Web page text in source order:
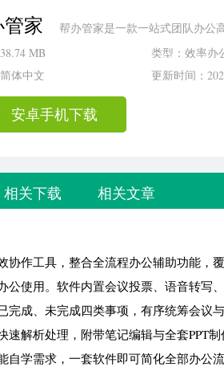
家
帮办管家是一款一站式团队办公
MB
类型：效率办
体中文
更新时间：
安卓手机下载
相关下载 相关文章
协作工具，整合全流程办公辅助功能，
公使用。软件内置会议投票、语音转写
完成、未完成四类事项，有序统筹会议
速解析处理，附带笔记编辑与全套PPT
学需求，一套软件即可简化全部办公流